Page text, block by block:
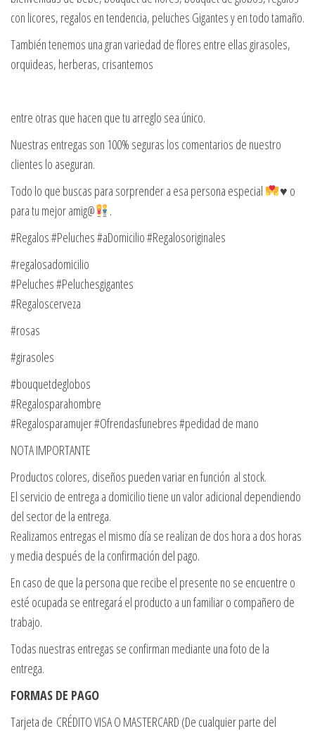
con licores, regalos en tendencia, peluches Gigantes y en todo tamaño.
También tenemos una gran variedad de flores entre ellas girasoles,
orquideas, herberas, crisantemos
entre otras que hacen que tu arreglo sea único.
Nuestras entregas son 100% seguras los comentarios de nuestro
clientes lo aseguran.
Todo lo que buscas para sorprender a esa persona especial
♥️ o
para tu mejor amig@
.
#Regalos #Peluches #aDomicilio #Regalosoriginales
#regalosadomicilio
#Peluches #Peluchesgigantes
#Regaloscerveza
#rosas
#girasoles
#bouquetdeglobos
#Regalosparahombre
#Regalosparamujer #Ofrendasfunebres #pedidad de mano
NOTA IMPORTANTE
Productos colores, diseños pueden variar en función al stock.
El servicio de entrega a domicilio tiene un valor adicional dependiendo
del sector de la entrega.
Realizamos entregas el mismo día se realizan de dos hora a dos horas
y media después de la confirmación del pago.
En caso de que la persona que recibe el presente no se encuentre o
esté ocupada se entregará el producto a un familiar o compañero de
trabajo.
Todas nuestras entregas se confirman mediante una foto de la
entrega.
FORMAS DE PAGO
Tarjeta de CRÉDITO VISA O MASTERCARD (De cualquier parte del